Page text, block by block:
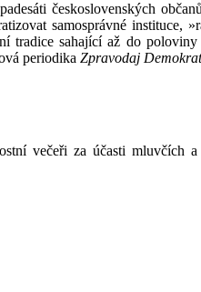
československých
samosprávné instituce,
tradice sahající až do
periodika Zpravodaj
večeři za účasti mluvčích